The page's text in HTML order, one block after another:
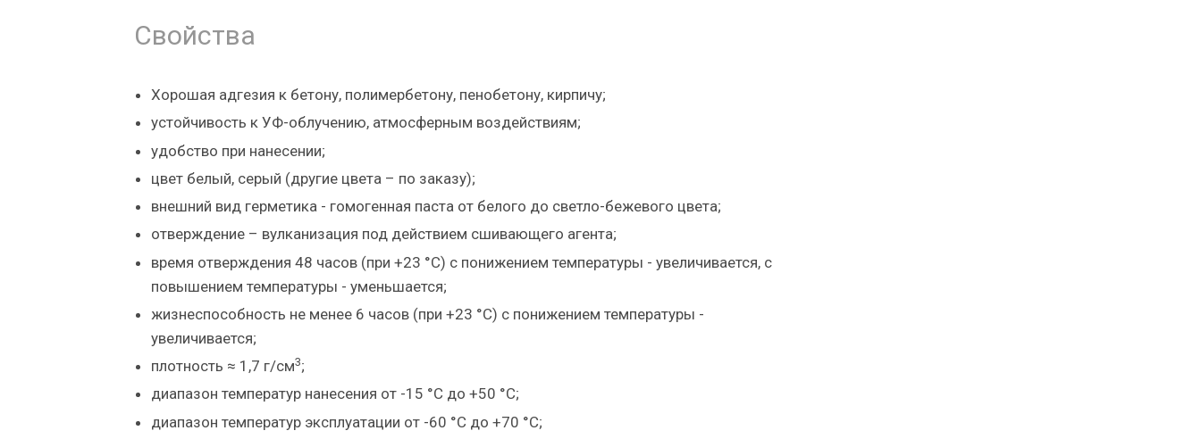
Свойства
Хорошая адгезия к бетону, полимербетону, пенобетону, кирпичу;
устойчивость к УФ-облучению, атмосферным воздействиям;
удобство при нанесении;
цвет белый, серый (другие цвета – по заказу);
внешний вид герметика - гомогенная паста от белого до светло-бежевого цвета;
отверждение – вулканизация под действием сшивающего агента;
время отверждения 48 часов (при +23 °С) с понижением температуры - увеличивается, с
повышением температуры - уменьшается;
жизнеспособность не менее 6 часов (при +23 °С) с понижением температуры -
увеличивается;
плотность ≈ 1,7 г/см3;
диапазон температур нанесения от -15 °С до +50 °С;
диапазон температур эксплуатации от -60 °С до +70 °С;